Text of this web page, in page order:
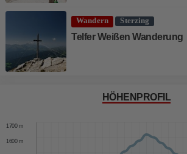
Wandern Sterzing
Telfer Weißen Wanderung
HÖHENPROFIL
1600 m
1700 m